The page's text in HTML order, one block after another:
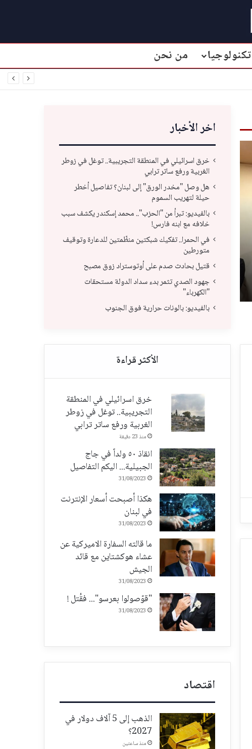
تكنولوجيا من نحن
قتيل بحادث صدم على أوتوستراد زوق مصبح
اخر الأخبار
خرق اسرائيلي في المنطقة التجريبية.. توغل في زوطر
الغربية ورفع ساتر ترابي
هل وصل "مخدر الورق" إلى لبنان؟ تفاصيل أخطر
حيلة لتهريب السموم
بالفيديو: تبرأ من "الحزب".. محمد إسكندر يكشف سبب
خلافه مع ابنه فارس!
في الحمرا.. تفكيك شبكتين منظّمتين للدعارة وتوقيف
متورطين
قتيل بحادث صدم على أوتوستراد زوق مصبح
جهود الصدي تثمر بدء سداد الدولة مستحقات
"الكهرباء"
بالفيديو: بالونات حرارية فوق الجنوب
خرق اسرائيلي في المنطقة
التجريبية.. توغل في زوطر
الغربية ورفع ساتر ترابي
منذ 23 دقيقة
انقاذ ٥٠ ولداً في جاج
الجبيلية... اليكم التفاصيل
31/08/2023
هكذا أصبحت أسعار الإنترنت
في لبنان
31/08/2023
ما قالته السفارة الاميركية عن
عشاء هوكشتاين مع قائد
الجيش
31/08/2023
"قوّصولوا بعرسو"... فقُتل !
31/08/2023
اقتصاد
الذهب إلى 5 آلاف دولار في
2027؟
منذ ساعتين